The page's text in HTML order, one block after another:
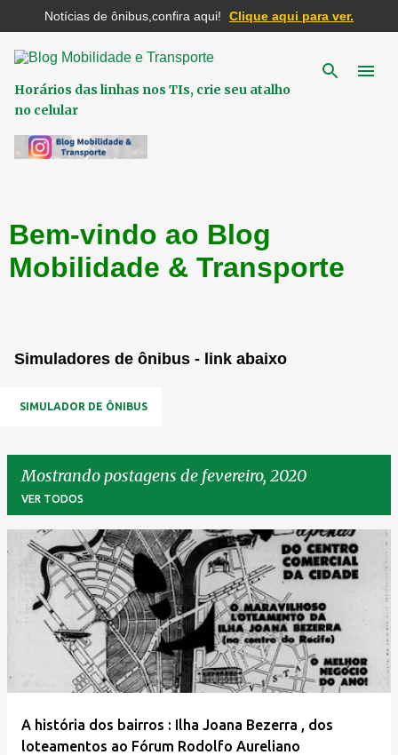
Pular para o conteúdo principal
Horários das linhas nos TIs, crie seu atalho
no celular
Notícias de ônibus,confira aqui! Clique aqui para ver.
Bem-vindo ao Blog
Mobilidade & Transporte
Simuladores de ônibus - link abaixo
SIMULADOR DE ÔNIBUS
Mostrando postagens de fevereiro, 2020
VER TODOS
P
g
A história dos bairros : Ilha Joana Bezerra , dos
loteamentos ao Fórum Rodolfo Aureliano